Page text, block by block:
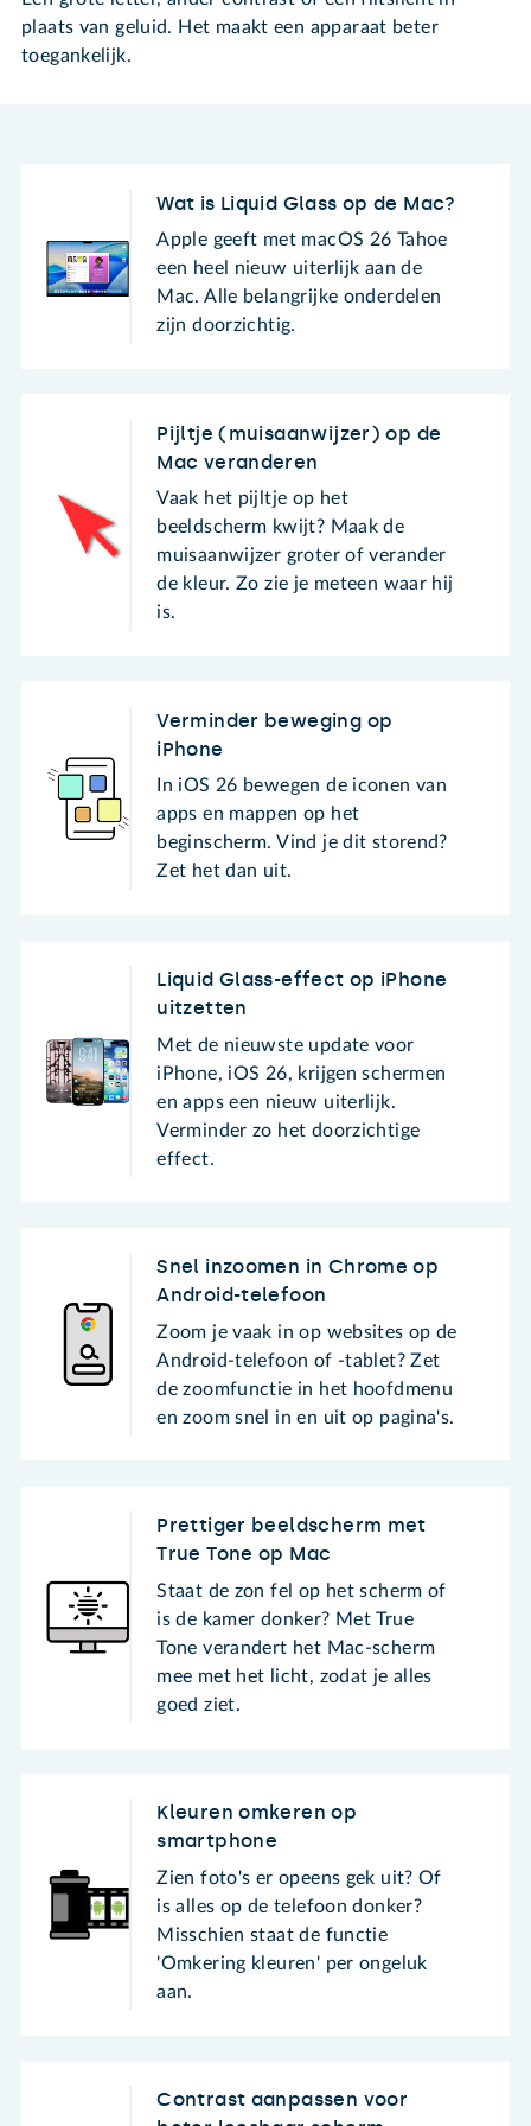
plaats van geluid. Het maakt een apparaat beter
toegankelijk.
Wat is Liquid Glass op de Mac?
Apple geeft met macOS 26 Tahoe
een heel nieuw uiterlijk aan de
Mac. Alle belangrijke onderdelen
zijn doorzichtig.
Pijltje (muisaanwijzer) op de
Mac veranderen
Vaak het pijltje op het
beeldscherm kwijt? Maak de
muisaanwijzer groter of verander
de kleur. Zo zie je meteen waar hij
is.
Verminder beweging op
iPhone
In iOS 26 bewegen de iconen van
apps en mappen op het
beginscherm. Vind je dit storend?
Zet het dan uit.
Liquid Glass-effect op iPhone
uitzetten
Met de nieuwste update voor
iPhone, iOS 26, krijgen schermen
en apps een nieuw uiterlijk.
Verminder zo het doorzichtige
effect.
Snel inzoomen in Chrome op
Android-telefoon
Zoom je vaak in op websites op de
Android-telefoon of -tablet? Zet
de zoomfunctie in het hoofdmenu
en zoom snel in en uit op pagina's.
Prettiger beeldscherm met
True Tone op Mac
Staat de zon fel op het scherm of
is de kamer donker? Met True
Tone verandert het Mac-scherm
mee met het licht, zodat je alles
goed ziet.
Kleuren omkeren op
smartphone
Zien foto's er opeens gek uit? Of
is alles op de telefoon donker?
Misschien staat de functie
'Omkering kleuren' per ongeluk
aan.
Contrast aanpassen voor